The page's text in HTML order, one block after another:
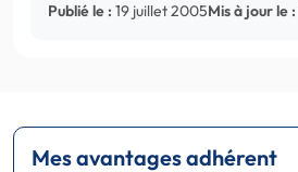
Publié le : 19 juillet 2005Mis à jour le :
Mes avantages adhérent